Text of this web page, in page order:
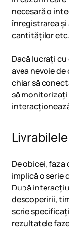
necesară o
înregistrarea
cantităților etc.
Dacă lucrați
avea nevoie de
chiar să
să monitorizați
De obicei, faza
implică o serie
După
descoperirii,
scrie
rezultatele